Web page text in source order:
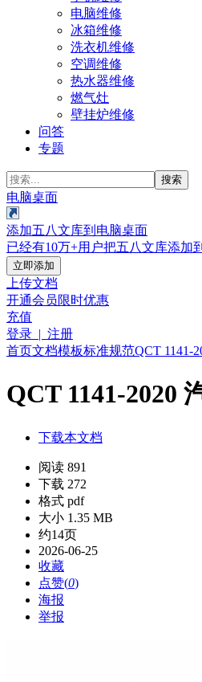
电脑维修
冰箱维修
洗衣机维修
空调维修
热水器维修
燃气灶
壁挂炉维修
问答
专题
搜索
电脑桌面
添加五八文库到电脑桌面
已经有10万+用户把五八文库添加
立即添加
上传文档
开通会员限时优惠
充值
登录 | 注册
首页文档模板标准规范QCT 1141-
QCT 1141-2020
下载本文档
阅读 891
下载 272
格式 pdf
大小 1.35 MB
约14页
2026-06-25
收藏
点赞(0)
海报
举报